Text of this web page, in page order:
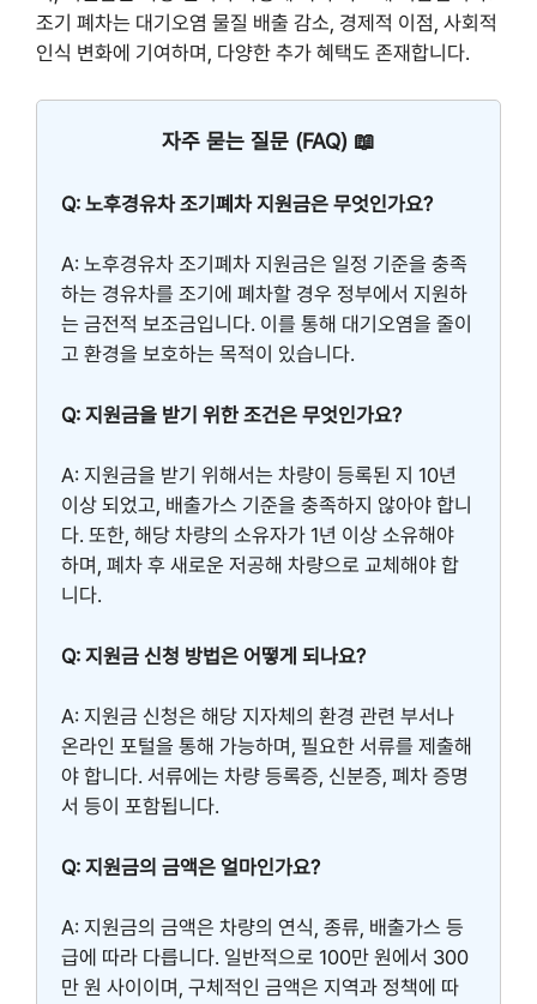
조기 폐차는 대기오염 물질 배출 감소, 경제적 이점, 사회적
인식 변화에 기여하며, 다양한 추가 혜택도 존재합니다.
자주 묻는 질문 (FAQ) 📖
Q: 노후경유차 조기폐차 지원금은 무엇인가요?
A: 노후경유차 조기폐차 지원금은 일정 기준을 충족
하는 경유차를 조기에 폐차할 경우 정부에서 지원하
는 금전적 보조금입니다. 이를 통해 대기오염을 줄이
고 환경을 보호하는 목적이 있습니다.
Q: 지원금을 받기 위한 조건은 무엇인가요?
A: 지원금을 받기 위해서는 차량이 등록된 지 10년
이상 되었고, 배출가스 기준을 충족하지 않아야 합니
다. 또한, 해당 차량의 소유자가 1년 이상 소유해야
하며, 폐차 후 새로운 저공해 차량으로 교체해야 합
니다.
Q: 지원금 신청 방법은 어떻게 되나요?
A: 지원금 신청은 해당 지자체의 환경 관련 부서나
온라인 포털을 통해 가능하며, 필요한 서류를 제출해
야 합니다. 서류에는 차량 등록증, 신분증, 폐차 증명
서 등이 포함됩니다.
Q: 지원금의 금액은 얼마인가요?
A: 지원금의 금액은 차량의 연식, 종류, 배출가스 등
급에 따라 다릅니다. 일반적으로 100만 원에서 300
만 원 사이이며, 구체적인 금액은 지역과 정책에 따